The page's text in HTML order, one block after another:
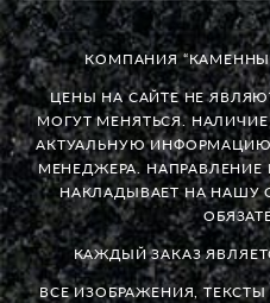
КОМПАНИЯ
ЦЕНЫ НА САЙТЕ НЕ
МОГУТ МЕНЯТЬСЯ.
АКТУАЛЬНУЮ
МЕНЕДЖЕРА.
НАКЛАДЫВАЕТ НА НАШУ
КАЖДЫЙ ЗАКАЗ
ВСЕ ИЗОБРАЖЕНИЯ,